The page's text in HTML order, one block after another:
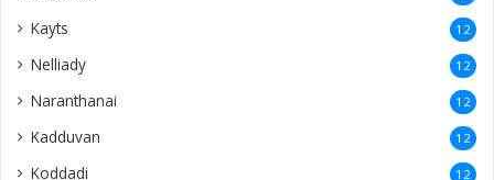
Kayts 12
Nelliady 12
Naranthanai 12
Kadduvan 12
Koddadi 12